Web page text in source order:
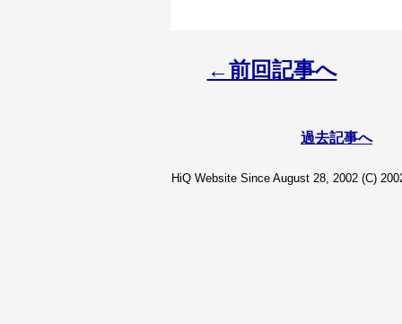
←前回記事へ
過去記事へ
HiQ Website Since August 28, 2002 (C)